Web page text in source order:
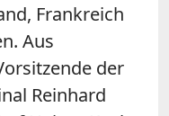
Frankreich
Aus
der
Reinhard